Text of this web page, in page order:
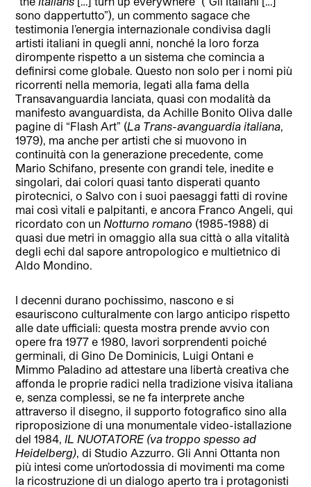
sono dappertutto”), un commento sagace che
testimonia l’energia internazionale condivisa dagli
artisti italiani in quegli anni, nonché la loro forza
dirompente rispetto a un sistema che comincia a
definirsi come globale. Questo non solo per i nomi più
ricorrenti nella memoria, legati alla fama della
Transavanguardia lanciata, quasi con modalità da
manifesto avanguardista, da Achille Bonito Oliva dalle
pagine di “Flash Art” (La Trans-avanguardia italiana,
1979), ma anche per artisti che si muovono in
continuità con la generazione precedente, come
Mario Schifano, presente con grandi tele, inedite e
singolari, dai colori quasi tanto disperati quanto
pirotecnici, o Salvo con i suoi paesaggi fatti di rovine
mai così vitali e palpitanti, e ancora Franco Angeli, qui
ricordato con unNotturno romano (1985-1988) di
quasi due metri in omaggio alla sua città o alla vitalità
degli echi dal sapore antropologico e multietnico di
Aldo Mondino.
I decenni durano pochissimo, nascono e si
esauriscono culturalmente con largo anticipo rispetto
alle date ufficiali: questa mostra prende avvio con
opere fra 1977 e 1980, lavori sorprendenti poiché
germinali, di Gino De Dominicis, Luigi Ontani e
Mimmo Paladino ad attestare una libertà creativa che
affonda le proprie radici nella tradizione visiva italiana
e, senza complessi, se ne fa interprete anche
attraverso il disegno, il supporto fotografico sino alla
riproposizione di una monumentale video-istallazione
del 1984,IL NUOTATORE (va troppo spesso ad
Heidelberg), di Studio Azzurro. Gli Anni Ottanta non
più intesi come un’ortodossia di movimenti ma come
la ricostruzione di un dialogo aperto tra i protagonisti